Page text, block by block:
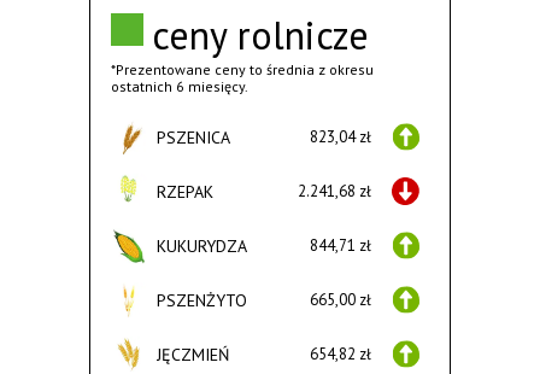
ceny rolnicze
*Prezentowane ceny to średnia z okresu
ostatnich 6 miesięcy.
PSZENICA 823,04 zł
RZEPAK 2.241,68 zł
KUKURYDZA 844,71 zł
PSZENŻYTO 665,00 zł
JĘCZMIEŃ 654,82 zł